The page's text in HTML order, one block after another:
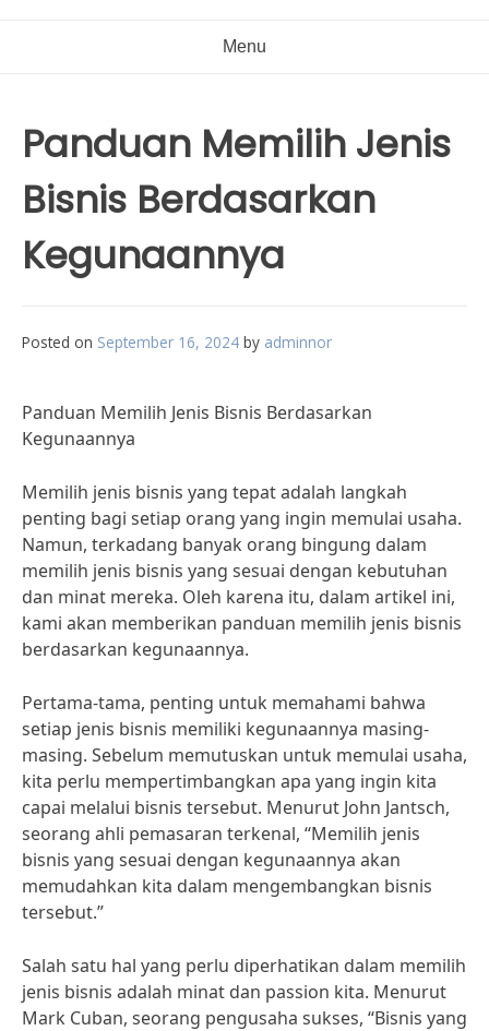
Menu
Panduan Memilih Jenis
Bisnis Berdasarkan
Kegunaannya
Posted on September 16, 2024 by adminnor
Panduan Memilih Jenis Bisnis Berdasarkan
Kegunaannya
Memilih jenis bisnis yang tepat adalah langkah
penting bagi setiap orang yang ingin memulai usaha.
Namun, terkadang banyak orang bingung dalam
memilih jenis bisnis yang sesuai dengan kebutuhan
dan minat mereka. Oleh karena itu, dalam artikel ini,
kami akan memberikan panduan memilih jenis bisnis
berdasarkan kegunaannya.
Pertama-tama, penting untuk memahami bahwa
setiap jenis bisnis memiliki kegunaannya masing-
masing. Sebelum memutuskan untuk memulai usaha,
kita perlu mempertimbangkan apa yang ingin kita
capai melalui bisnis tersebut. Menurut John Jantsch,
seorang ahli pemasaran terkenal, “Memilih jenis
bisnis yang sesuai dengan kegunaannya akan
memudahkan kita dalam mengembangkan bisnis
tersebut.”
Salah satu hal yang perlu diperhatikan dalam memilih
jenis bisnis adalah minat dan passion kita. Menurut
Mark Cuban, seorang pengusaha sukses, “Bisnis yang